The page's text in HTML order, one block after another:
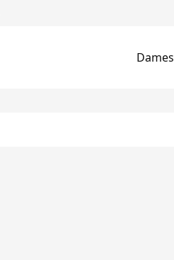
Dames